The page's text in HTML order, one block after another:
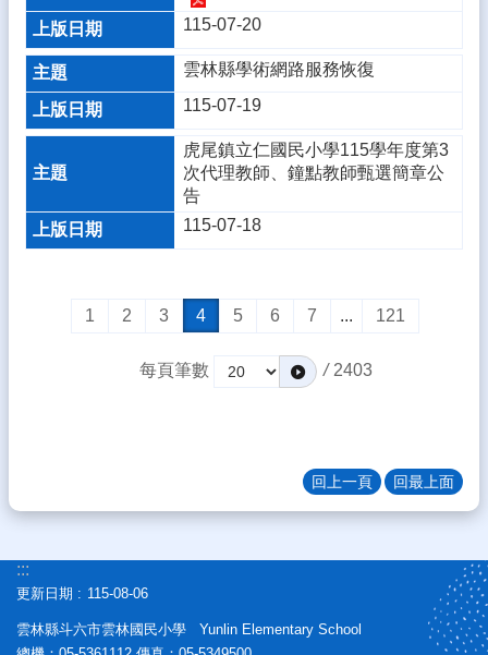
網
站
資
料
開
宣
隱
115-07-20
雲林縣學術網路服務恢復
115-07-19
虎尾鎮立仁國民小學115學年度第3
次代理教師、鐘點教師甄選簡章公
告
115-07-18
1 2 3 4 5 6 7 ... 121
每頁筆數 / 2403
回上一頁 回最上面
:::
更新日期 115-08-06
雲林縣斗六市雲林國民小學 Yunlin Elementary School